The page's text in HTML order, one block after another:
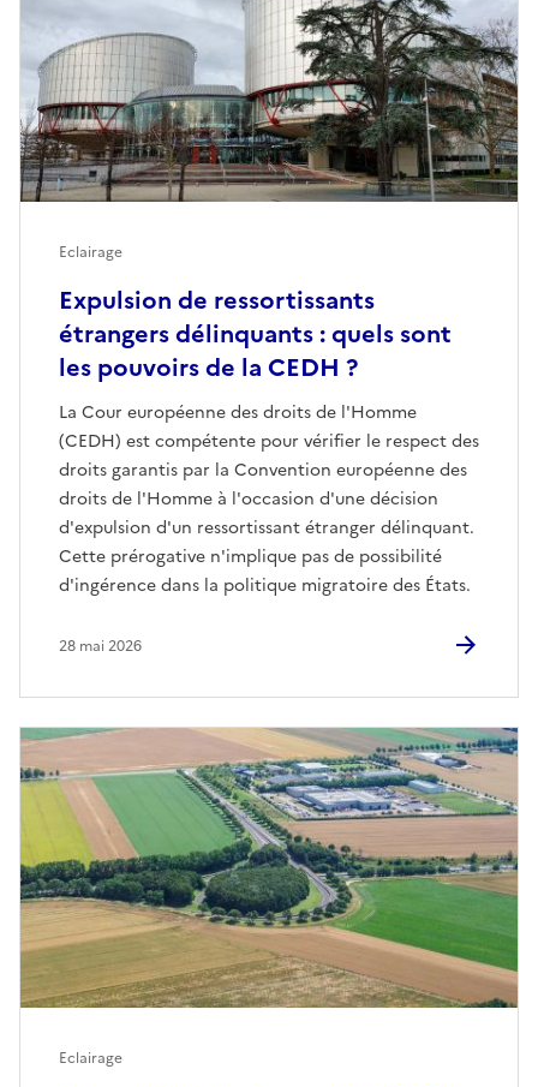
Expulsion de ressortissants
étrangers délinquants : quels sont
les pouvoirs de la CEDH ?
La Cour européenne des droits de l'Homme
(CEDH) est compétente pour vérifier le respect des
droits garantis par la Convention européenne des
droits de l'Homme à l'occasion d'une décision
d'expulsion d'un ressortissant étranger délinquant.
Cette prérogative n'implique pas de possibilité
d'ingérence dans la politique migratoire des États.
Eclairage
28 mai 2026
Eclairage